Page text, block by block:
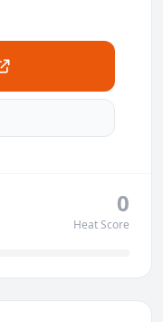
0
Heat Score